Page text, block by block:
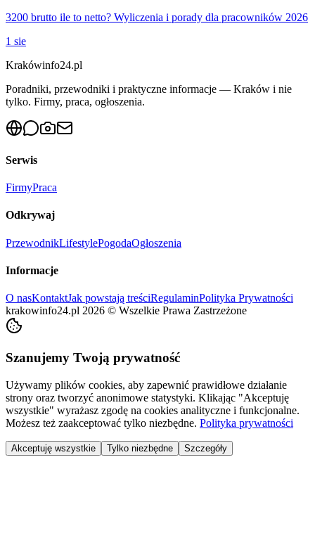
3200 brutto ile to netto? Wyliczenia i porady dla pracowników 2026
1 sie
Krakówinfo24.pl
Poradniki, przewodniki i praktyczne informacje — Kraków i nie
tylko. Firmy, praca, ogłoszenia.
Serwis
FirmyPraca
Odkrywaj
PrzewodnikLifestylePogodaOgłoszenia
Informacje
O nasKontaktJak powstają treściRegulaminPolityka Prywatności
krakowinfo24.pl 2026 © Wszelkie Prawa Zastrzeżone
Szanujemy Twoją prywatność
Używamy plików cookies, aby zapewnić prawidłowe działanie
strony oraz tworzyć anonimowe statystyki. Klikając "Akceptuję
wszystkie" wyrażasz zgodę na cookies analityczne i funkcjonalne.
Możesz też zaakceptować tylko niezbędne. Polityka prywatności
Akceptuję wszystkie Tylko niezbędne Szczegóły